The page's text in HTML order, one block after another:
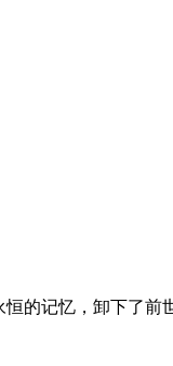
的记忆，卸下了